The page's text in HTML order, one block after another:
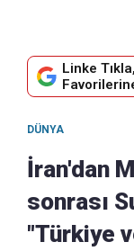
Linke
DÜNYA
İran'dan
sonrası
"Türkiye